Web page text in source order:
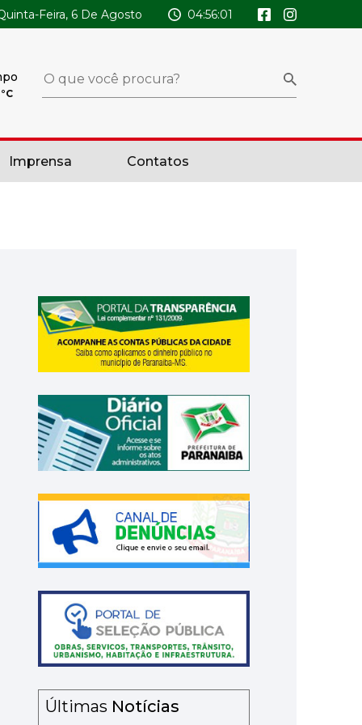
Feira, 6 De Agosto 04:56:03
°C
Imprensa Contatos
Últimas Notícias